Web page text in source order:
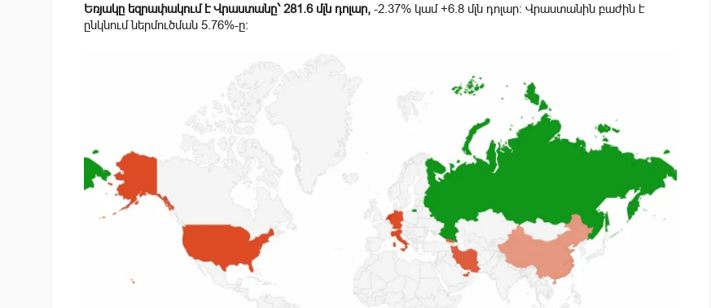
Եռյակը եզրափակում է Վրաստանը՝ 281.6 մլն դոլար, -2.37% կամ +6.8 մլն դոլար։ Վրաստանին բաժին է
ընկնում ներմուծման 5.76%-ը։